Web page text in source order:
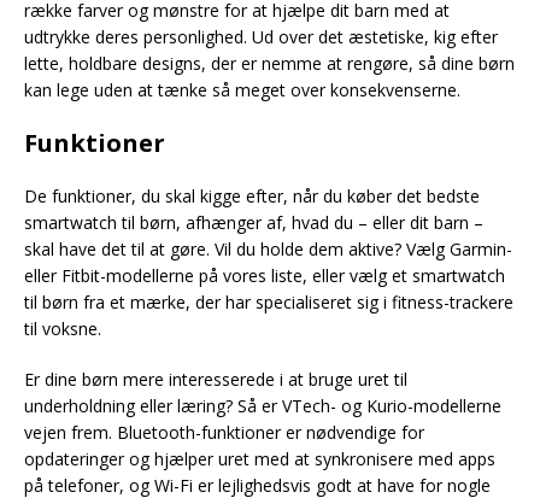
række farver og mønstre for at hjælpe dit barn med at
udtrykke deres personlighed. Ud over det æstetiske, kig efter
lette, holdbare designs, der er nemme at rengøre, så dine børn
kan lege uden at tænke så meget over konsekvenserne.
Funktioner
De funktioner, du skal kigge efter, når du køber det bedste
smartwatch til børn, afhænger af, hvad du – eller dit barn –
skal have det til at gøre. Vil du holde dem aktive? Vælg Garmin-
eller Fitbit-modellerne på vores liste, eller vælg et smartwatch
til børn fra et mærke, der har specialiseret sig i fitness-trackere
til voksne.
Er dine børn mere interesserede i at bruge uret til
underholdning eller læring? Så er VTech- og Kurio-modellerne
vejen frem. Bluetooth-funktioner er nødvendige for
opdateringer og hjælper uret med at synkronisere med apps
på telefoner, og Wi-Fi er lejlighedsvis godt at have for nogle